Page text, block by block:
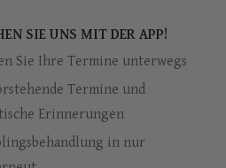
SIE UNS MIT DER APP!
Sie Ihre Termine unterwegs
Termine und
Erinnerungen
in nur